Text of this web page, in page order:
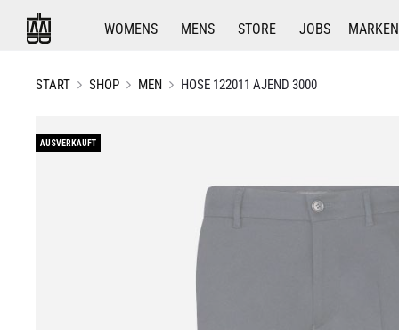
WOMENS MENS STORE JOBS MARKEN
START SHOP MEN HOSE 122011 AJEND 3000
AUSVERKAUFT